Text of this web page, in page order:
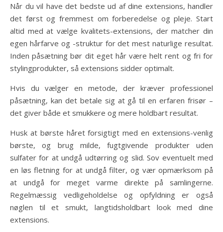
Når du vil have det bedste ud af dine extensions, handler
det først og fremmest om forberedelse og pleje. Start
altid med at vælge kvalitets-extensions, der matcher din
egen hårfarve og -struktur for det mest naturlige resultat.
Inden påsætning bør dit eget hår være helt rent og fri for
stylingprodukter, så extensions sidder optimalt.
Hvis du vælger en metode, der kræver professionel
påsætning, kan det betale sig at gå til en erfaren frisør –
det giver både et smukkere og mere holdbart resultat.
Husk at børste håret forsigtigt med en extensions-venlig
børste, og brug milde, fugtgivende produkter uden
sulfater for at undgå udtørring og slid. Sov eventuelt med
en løs fletning for at undgå filter, og vær opmærksom på
at undgå for meget varme direkte på samlingerne.
Regelmæssig vedligeholdelse og opfyldning er også
nøglen til et smukt, langtidsholdbart look med dine
extensions.